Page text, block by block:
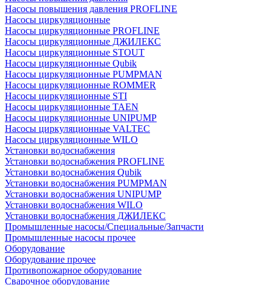
Насосы повышения давления PROFLINE
Насосы циркуляционные
Насосы циркуляционные PROFLINE
Насосы циркуляционные ДЖИЛЕКС
Насосы циркуляционные STOUT
Насосы циркуляционные Qubik
Насосы циркуляционные PUMPMAN
Насосы циркуляционные ROMMER
Насосы циркуляционные STI
Насосы циркуляционные TAEN
Насосы циркуляционные UNIPUMP
Насосы циркуляционные VALTEC
Насосы циркуляционные WILO
Установки водоснабжения
Установки водоснабжения PROFLINE
Установки водоснабжения Qubik
Установки водоснабжения PUMPMAN
Установки водоснабжения UNIPUMP
Установки водоснабжения WILO
Установки водоснабжения ДЖИЛЕКС
Промышленные насосы/Специальные/Запчасти
Промышленные насосы прочее
Оборудование
Оборудование прочее
Противопожарное оборудование
Сварочное оборудование